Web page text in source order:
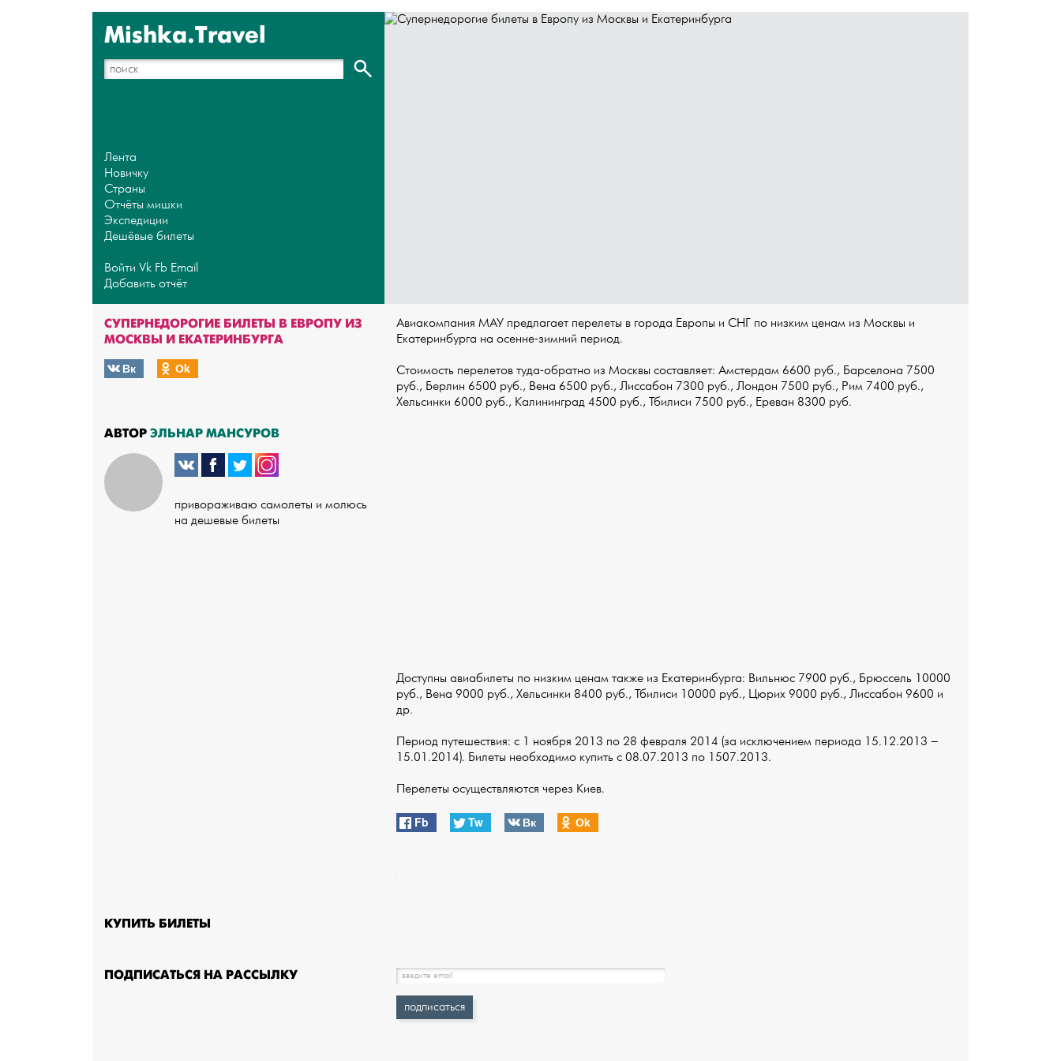
Mishka.Travel
Лента
Новичку
Страны
Отчёты мишки
Экспедиции
Дешёвые билеты
Войти Vk Fb Email
Добавить отчёт
СУПЕРНЕДОРОГИЕ БИЛЕТЫ В ЕВРОПУ ИЗ
МОСКВЫ И ЕКАТЕРИНБУРГА
Вк Оk
АВТОРЭЛЬНАР МАНСУРОВ
привораживаю самолеты и молюсь
на дешевые билеты
Авиакомпания МАУ предлагает перелеты в города Европы и СНГ по низким ценам из Москвы и
Екатеринбурга на осенне-зимний период.
Стоимость перелетов туда-обратно из Москвы составляет: Амстердам 6600 руб., Барселона 7500
руб., Берлин 6500 руб., Вена 6500 руб., Лиссабон 7300 руб., Лондон 7500 руб., Рим 7400 руб.,
Хельсинки 6000 руб., Калининград 4500 руб., Тбилиси 7500 руб., Ереван 8300 руб.
Доступны авиабилеты по низким ценам также из Екатеринбурга: Вильнюс 7900 руб., Брюссель 10000
руб., Вена 9000 руб., Хельсинки 8400 руб., Тбилиси 10000 руб., Цюрих 9000 руб., Лиссабон 9600 и
др.
Период путешествия: с 1 ноября 2013 по 28 февраля 2014 (за исключением периода 15.12.2013 –
15.01.2014). Билеты необходимо купить с 08.07.2013 по 1507.2013.
Перелеты осуществляются через Киев.
Fb Tw Вк Оk
КУПИТЬ БИЛЕТЫ
ПОДПИСАТЬСЯ НА РАССЫЛКУ